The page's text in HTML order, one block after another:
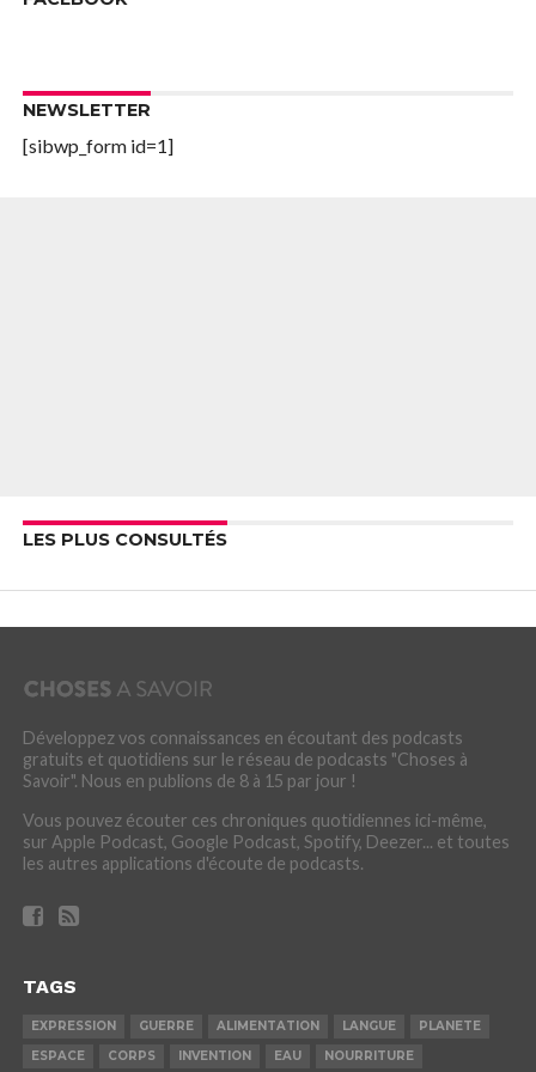
NEWSLETTER
[sibwp_form id=1]
LES PLUS CONSULTÉS
Développez vos connaissances en écoutant des podcasts
gratuits et quotidiens sur le réseau de podcasts "Choses à
Savoir". Nous en publions de 8 à 15 par jour !
Vous pouvez écouter ces chroniques quotidiennes ici-même,
sur Apple Podcast, Google Podcast, Spotify, Deezer... et toutes
les autres applications d'écoute de podcasts.
TAGS
EXPRESSION GUERRE ALIMENTATION LANGUE
PLANETE
ESPACE
CORPS INVENTION EAU NOURRITURE